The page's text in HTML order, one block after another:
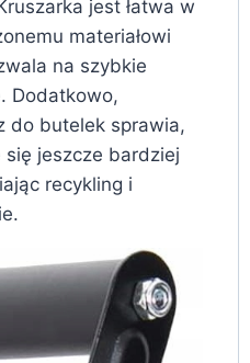
jest łatwa w
materiałowi
na szybkie
Dodatkowo,
do butelek sprawia,
jeszcze bardziej
recykling i